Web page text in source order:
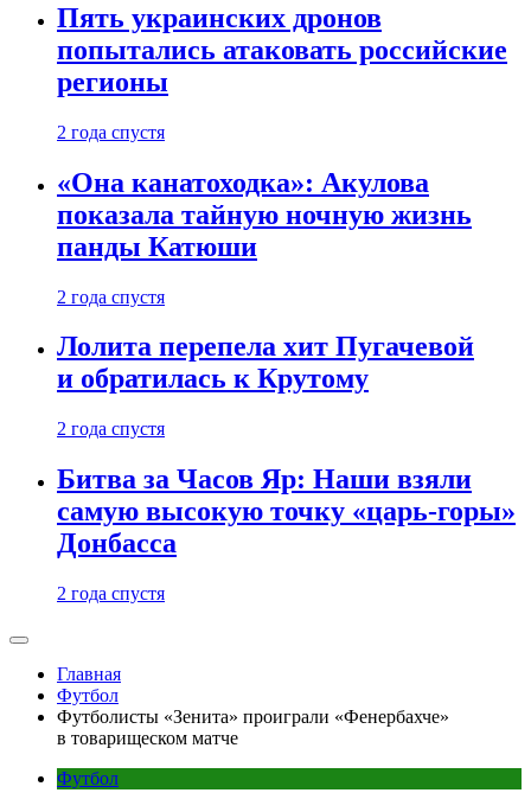
Пять украинских дронов
попытались атаковать российские
регионы
2 года спустя
«Она канатоходка»: Акулова
показала тайную ночную жизнь
панды Катюши
2 года спустя
Лолита перепела хит Пугачевой
и обратилась к Крутому
2 года спустя
Битва за Часов Яр: Наши взяли
самую высокую точку «царь-горы»
Донбасса
2 года спустя
Главная
Футбол
Футболисты «Зенита» проиграли «Фенербахче»
в товарищеском матче
Футбол